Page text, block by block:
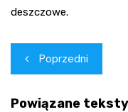
deszczowe.
Nawigacja
wpisu
Poprzedni
Powiązane teksty